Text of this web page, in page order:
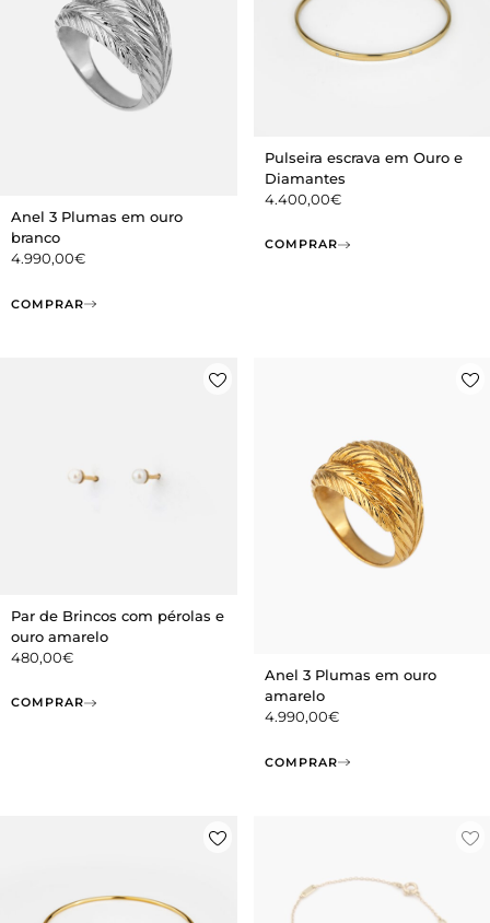
Anel 3 Plumas em ouro
branco
4.990,00€
COMPRAR
Pulseira escrava em Ouro e
Diamantes
4.400,00€
COMPRAR
Par de Brincos com pérolas e
ouro amarelo
480,00€
COMPRAR
Anel 3 Plumas em ouro
amarelo
4.990,00€
COMPRAR